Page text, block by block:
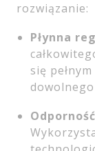
rozwiązanie:
Płynna
się